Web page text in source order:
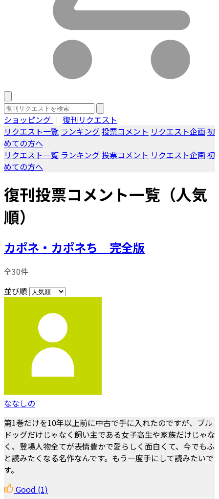
ショッピング ｜ 復刊リクエスト
リクエスト一覧 ランキング投票コメント リクエスト企画 初
めての方へ
リクエスト一覧 ランキング投票コメント リクエスト企画 初
めての方へ
復刊投票コメント一覧（人気
順）
カポネ・カポネち 完全版
全30件
並び順
ななしの
第1巻だけを10年以上前に中古で手に入れたのですが、ブル
ドッグだけじゃなく飼い主である女子高生や家族だけじゃな
く、登場人物全てが表情豊かで愛らしく面白くて、今でもふ
と読みたくなる名作なんです。もう一度手にして読みたいで
す。
Good (1)